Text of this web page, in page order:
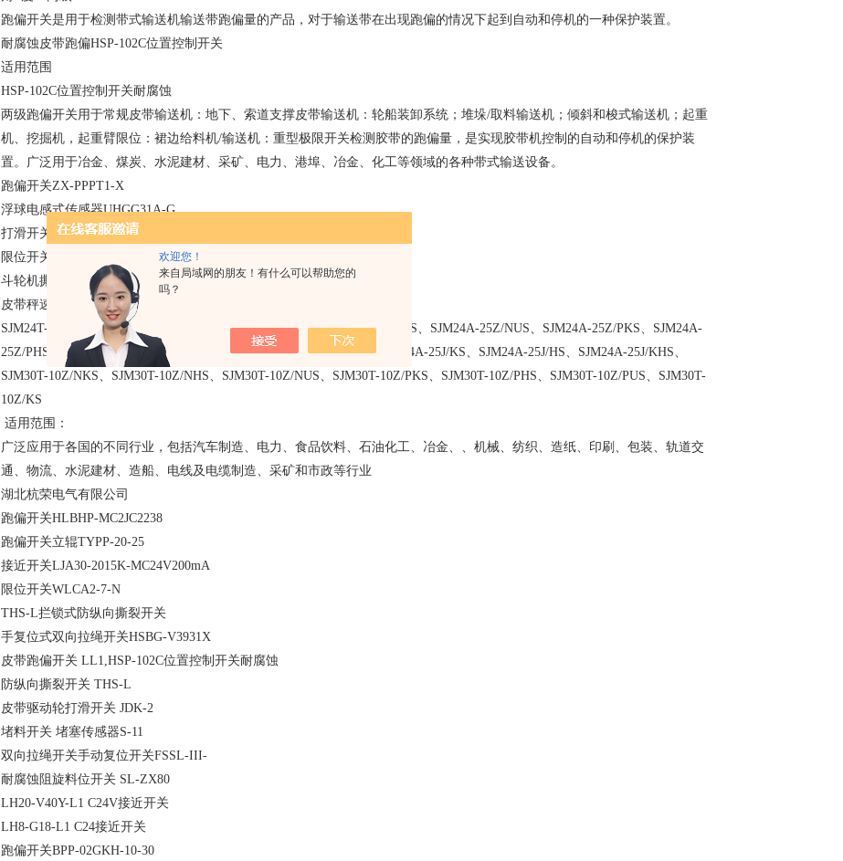
欢迎您！
来自局域网的朋友！有什么可以帮助您的
吗？
跑偏开关是用于检测带式输送机输送带跑偏量的产品，对于输送带在出现跑偏的情况下起到自动和停机的一种保护装置。
耐腐蚀皮带跑偏HSP-102C位置控制开关
适用范围
HSP-102C位置控制开关耐腐蚀
两级跑偏开关用于常规皮带输送机：地下、索道支撑皮带输送机：轮船装卸系统；堆垛/取料输送机；倾斜和梭式输送机；起重
机、挖掘机，起重臂限位：裙边给料机/输送机：重型极限开关检测胶带的跑偏量，是实现胶带机控制的自动和停机的保护装
置。广泛用于冶金、煤炭、水泥建材、采矿、电力、港埠、冶金、化工等领域的各种带式输送设备。
跑偏开关ZX-PPPT1-X
浮球电感式传感器UHGG31A-G
打滑开关 型号:ES-60-Ⅱ AC/C220V 10A
限位开关DB-100
斗轮机撕裂开关PLR50-2-G
皮带秤速度传感器PLR-12R
SJM24T-10J/HS、SJM24T-10J/KHS、SJM24A-25Z/NKS、SJM24A-25Z/NHS、SJM24A-25Z/NUS、SJM24A-25Z/PKS、SJM24A-
25Z/PHS、SJM24A-25Z/PUS、SJM24A-25Z/KS、SJM24A-25Z/HS、SJM24A-25J/KS、SJM24A-25J/HS、SJM24A-25J/KHS、
SJM30T-10Z/NKS、SJM30T-10Z/NHS、SJM30T-10Z/NUS、SJM30T-10Z/PKS、SJM30T-10Z/PHS、SJM30T-10Z/PUS、SJM30T-
10Z/KS
适用范围：
广泛应用于各国的不同行业，包括汽车制造、电力、食品饮料、石油化工、冶金、、机械、纺织、造纸、印刷、包装、轨道交
通、物流、水泥建材、造船、电线及电缆制造、采矿和市政等行业
湖北杭荣电气有限公司
跑偏开关HLBHP-MC2JC2238
跑偏开关立辊TYPP-20-25
接近开关LJA30-2015K-MC24V200mA
限位开关WLCA2-7-N
THS-L拦锁式防纵向撕裂开关
手复位式双向拉绳开关HSBG-V3931X
皮带跑偏开关 LL1,HSP-102C位置控制开关耐腐蚀
防纵向撕裂开关 THS-L
皮带驱动轮打滑开关 JDK-2
堵料开关 堵塞传感器S-11
双向拉绳开关手动复位开关FSSL-III-
耐腐蚀阻旋料位开关 SL-ZX80
LH20-V40Y-L1 C24V接近开关
LH8-G18-L1 C24接近开关
跑偏开关BPP-02GKH-10-30